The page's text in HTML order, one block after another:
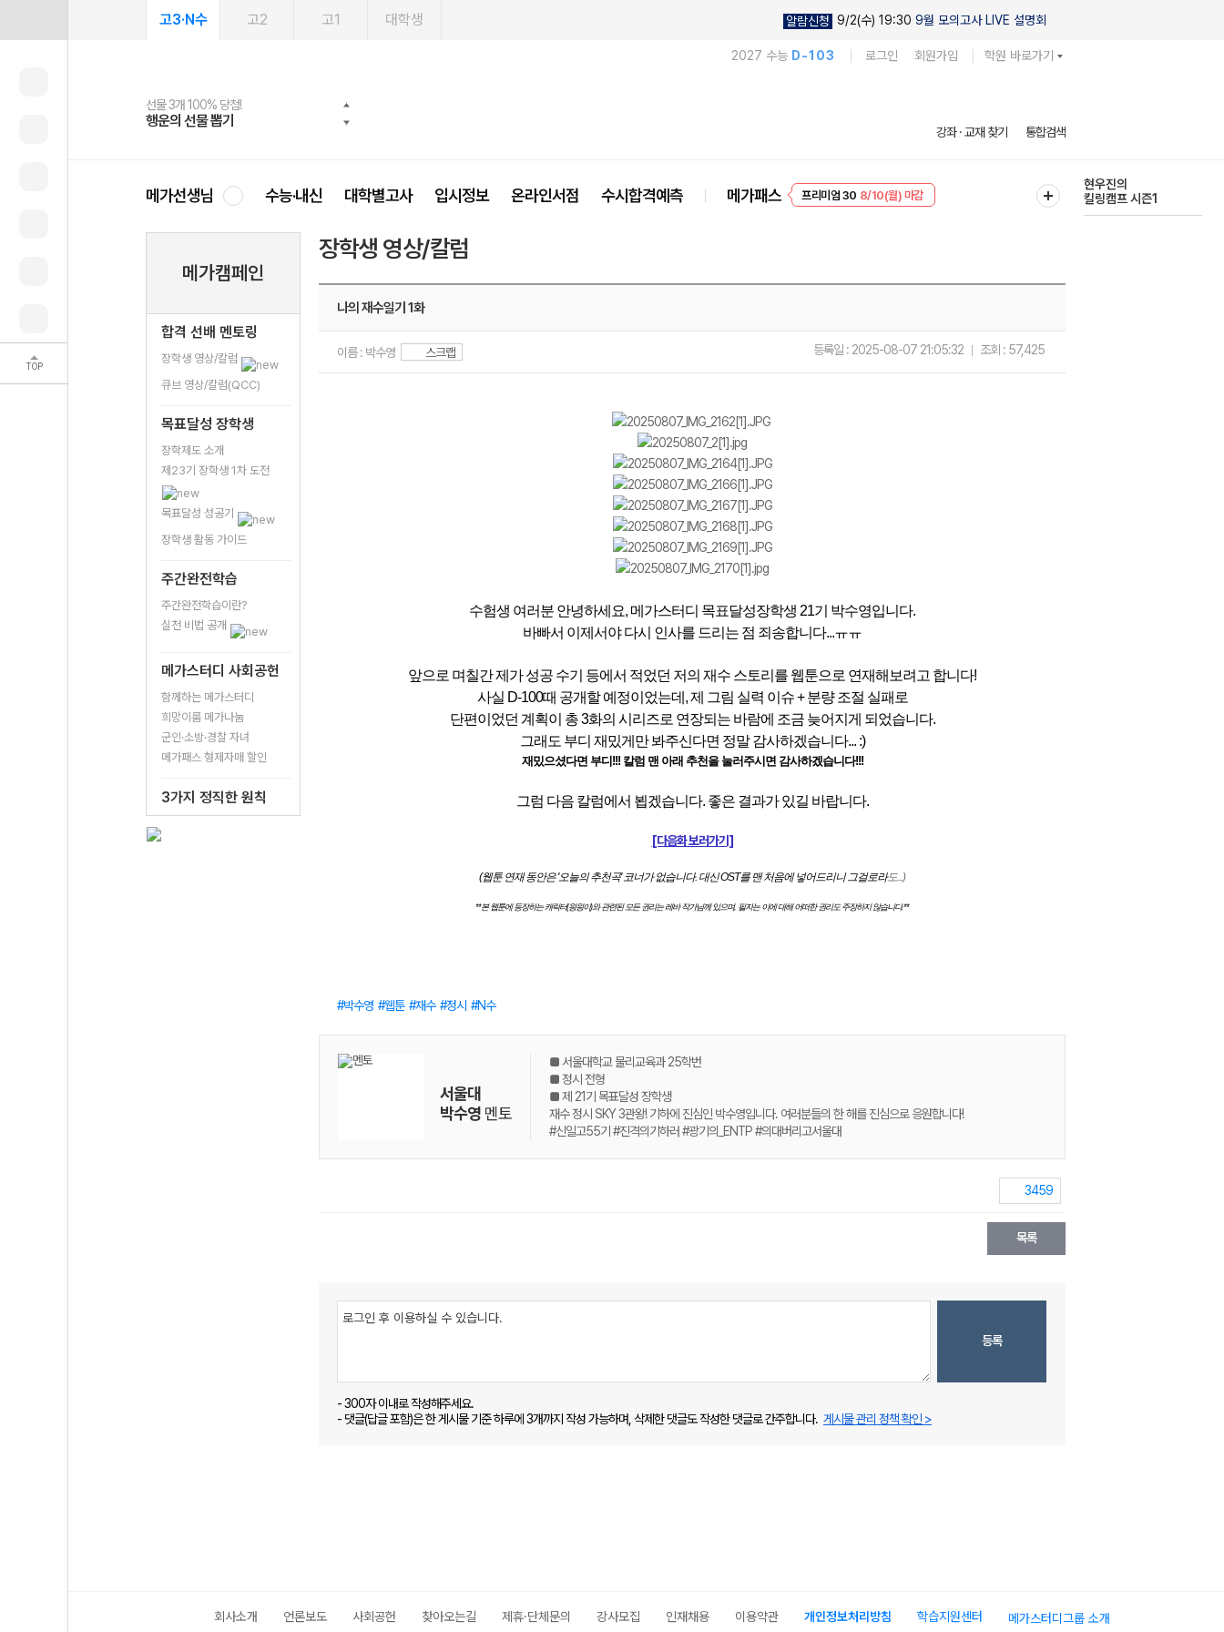
TOP
고3·N수 고2 고1 대학생 알람신청 9/2(수) 19:30 9월 모의고사 LIVE 설명회
2027 수능 D-103 로그인 회원가입 학원 바로가기
선물 3개 100% 당첨!
행운의 선물 뽑기
선물 100% 증정!
메가스터디 X 올리브
여름방학 스터디 캐시백
메가런 썸머스쿨
2027 러셀 단과
강사 공개선발
스마트러닝앱
설문 EVENT
메가패스
3일 무료 체험권
메가패스 수강생 무료혜택!
메가클럽 멤버십
사회공헌 캠페인
희망이룸 메가나눔
강좌 · 교재 찾기 통합검색
메가선생님 수능·내신 대학별고사 입시정보 온라인서점 수시합격예측 메가패스
프리미엄 30 8/10(월) 마감
다채로운 난도
실전 모의고사
메가캠페인
합격 선배 멘토링
장학생 영상/칼럼
큐브 영상/칼럼(QCC)
목표달성 장학생
장학제도 소개
제23기 장학생 1차 도전
목표달성 성공기
장학생 활동 가이드
주간완전학습
주간완전학습이란?
실천 비법 공개
메가스터디 사회공헌
함께하는 메가스터디
희망이룸 메가나눔
군인·소방·경찰 자녀
메가패스 형제자매 할인
3가지 정직한 원칙
장학생 영상/칼럼
나의 재수일기 1화
이름 : 박수영 스크랩 등록일 : 2025-08-07 21:05:32 조회 : 57,425
수험생 여러분 안녕하세요, 메가스터디 목표달성장학생 21기 박수영입니다.
바빠서 이제서야 다시 인사를 드리는 점 죄송합니다...ㅠㅠ
앞으로 며칠간 제가 성공 수기 등에서 적었던 저의 재수 스토리를 웹툰으로 연재해보려고 합니다!
사실 D-100때 공개할 예정이었는데, 제 그림 실력 이슈 + 분량 조절 실패로
단편이었던 계획이 총 3화의 시리즈로 연장되는 바람에 조금 늦어지게 되었습니다.
그래도 부디 재밌게만 봐주신다면 정말 감사하겠습니다... :)
재밌으셨다면 부디!!! 칼럼 맨 아래 추천을 눌러주시면 감사하겠습니다!!!
그럼 다음 칼럼에서 뵙겠습니다. 좋은 결과가 있길 바랍니다.
[다음화 보러가기]
(웹툰 연재 동안은 '오늘의 추천곡' 코너가 없습니다. 대신 OST를 맨 처음에 넣어드리니 그걸로라도...)
**본 웹툰에 등장하는 캐릭터(읭읭이)와 관련된 모든 권리는 레바 작가님께 있으며, 필자는 이에 대해 어떠한 권리도 주장하지 않습니다.**
박수영 웹툰 재수 정시 N수
서울대
박수영 멘토
■ 서울대학교 물리교육과 25학번
■ 정시 전형
■ 제 21기 목표달성 장학생
재수 정시 SKY 3관왕! 기하에 진심인 박수영입니다. 여러분들의 한 해를 진심으로 응원합니다!
#신일고55기 #진격의기하러 #광기의_ENTP #의대버리고서울대
3459
목록
등록
- 300자 이내로 작성해주세요.
- 댓글(답글 포함)은 한 게시물 기준 하루에 3개까지 작성 가능하며, 삭제한 댓글도 작성한 댓글로 간주합니다. 게시물 관리 정책 확인 >
회사소개 언론보도 사회공헌 찾아오는길 제휴·단체문의 강사모집 인재채용 이용약관 개인정보처리방침 학습지원센터 메가스터디그룹 소개